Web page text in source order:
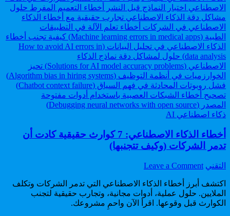
Posted
ذكاء اصطناعي AI
أخطاء الذكاء الاصطناعي: 7 كوارث حقيقية كادت أن
تدمر الشركات (وكيف تتجنبها)
Author:
التقني Leave a Comment
on
الذكاء
الاصطناعي:
اكتشف أبرز أخطاء الذكاء الاصطناعي التي تدمر الشركات وتكلف
الملايين. حلول عملية، أدوات مجانية، وتجارب حقيقية لتجنب
الكوارث قبل وقوعها. اقرأ الآن واحمِ مشروعك.